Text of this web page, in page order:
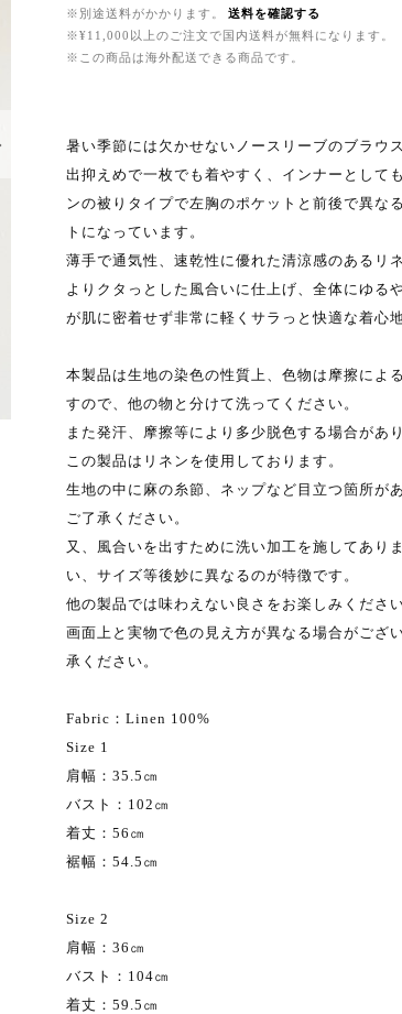
※別途送料がかかります。
送料を確認する
※¥11,000以上のご注文で国内送料が無料になります。
※この商品は海外配送できる商品です。
暑い季節には欠かせないノースリーブのブラウ
出抑えめで一枚でも着やすく、インナーとして
ンの被りタイプで左胸のポケットと前後で異な
トになっています。
薄手で通気性、速乾性に優れた清涼感のあるリ
よりクタっとした風合いに仕上げ、全体にゆる
が肌に密着せず非常に軽くサラっと快適な着心地
本製品は生地の染色の性質上、色物は摩擦によ
すので、他の物と分けて洗ってください。
また発汗、摩擦等により多少脱色する場合があり
この製品はリネンを使用しております。
生地の中に麻の糸節、ネップなど目立つ箇所が
ご了承ください。
又、風合いを出すために洗い加工を施してあり
い、サイズ等後妙に異なるのが特徴です。
他の製品では味わえない良さをお楽しみください
画面上と実物で色の見え方が異なる場合がござ
承ください。
Fabric：Linen 100%
Size 1
肩幅：35.5㎝
バスト：102㎝
着丈：56㎝
裾幅：54.5㎝
Size 2
肩幅：36㎝
バスト：104㎝
着丈：59.5㎝